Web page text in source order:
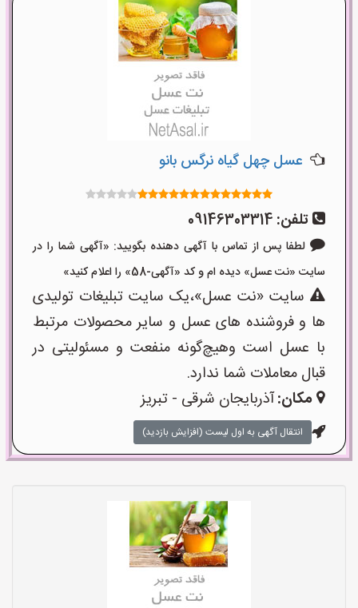
عسل چهل گیاه نرگس بانو
تلفن: 09146303314
لطفا پس از تماس با آگهی دهنده بگویید: «آگهی شما را در
سایت «نت عسل» دیده ام و کد «آگهی-58» را اعلام کنید»
سایت «نت عسل»،یک سایت تبلیغات تولیدی
ها و فروشنده های عسل و سایر محصولات مرتبط
با عسل است وهیچ‌گونه منفعت و مسئولیتی در
قبال معاملات شما ندارد.
مکان:آذربایجان شرقی - تبریز
انتقال آگهی به اول لیست (افزایش بازدید)